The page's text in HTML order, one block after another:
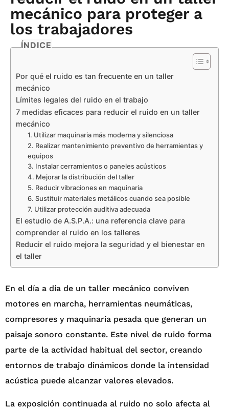
mecánico para proteger a
los trabajadores
ÍNDICE
Por qué el ruido es tan frecuente en un taller
mecánico
Límites legales del ruido en el trabajo
7 medidas eficaces para reducir el ruido en un taller
mecánico
1. Utilizar maquinaria más moderna y silenciosa
2. Realizar mantenimiento preventivo de herramientas y
equipos
3. Instalar cerramientos o paneles acústicos
4. Mejorar la distribución del taller
5. Reducir vibraciones en maquinaria
6. Sustituir materiales metálicos cuando sea posible
7. Utilizar protección auditiva adecuada
El estudio de A.S.P.A.: una referencia clave para
comprender el ruido en los talleres
Reducir el ruido mejora la seguridad y el bienestar en
el taller
En el día a día de un taller mecánico conviven
motores en marcha, herramientas neumáticas,
compresores y maquinaria pesada que generan un
paisaje sonoro constante. Este nivel de ruido forma
parte de la actividad habitual del sector, creando
entornos de trabajo dinámicos donde la intensidad
acústica puede alcanzar valores elevados.
La exposición continuada al ruido no solo afecta al